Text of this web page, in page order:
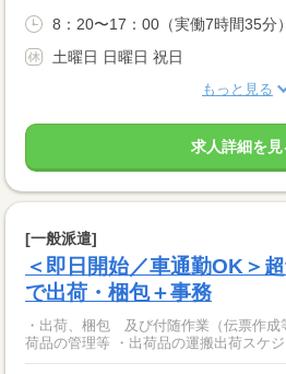
8：20〜17：00（実働7時間35分
土曜日 日曜日 祝日
もっと見る
求人詳細を見
[一般派遣]
＜即日開始／車通勤OK＞
で出荷・梱包＋事務
・出荷、梱包 及び付随作業（伝票作成
荷品の管理等 ・出荷品の運搬出荷